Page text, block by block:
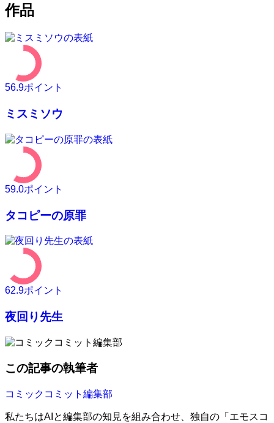
作品
56.9ポイント
ミスミソウ
59.0ポイント
タコピーの原罪
62.9ポイント
夜回り先生
この記事の執筆者
コミックコミット編集部
私たちはAIと編集部の知見を組み合わせ、独自の「エモスコ